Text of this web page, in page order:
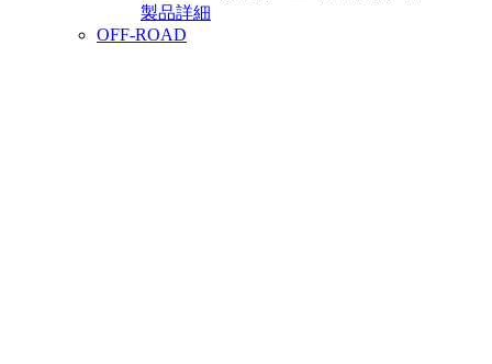
製品詳細
OFF-ROAD